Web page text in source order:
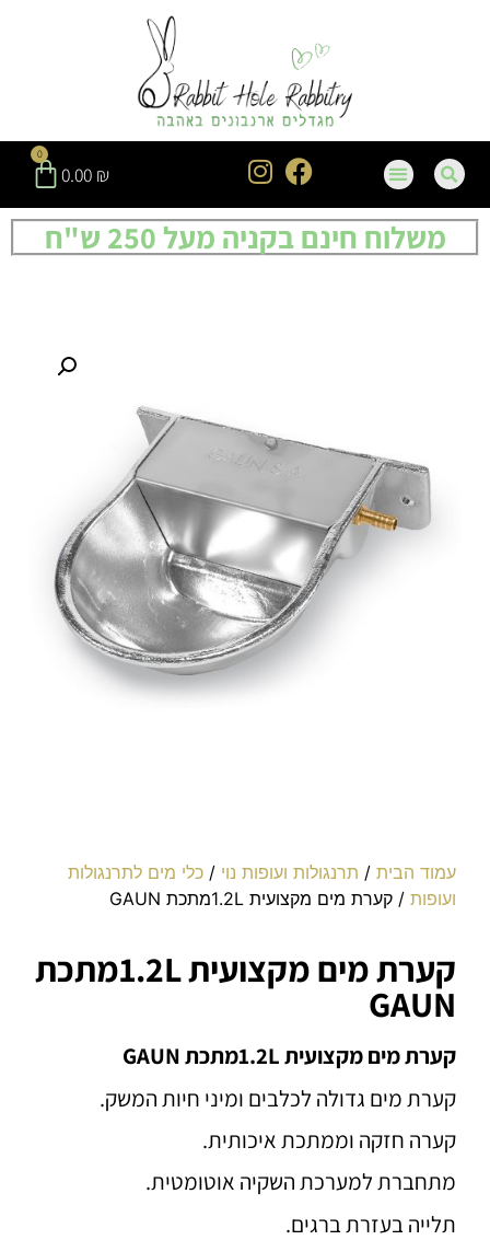
0.00 ₪
0
משלוח חינם בקניה מעל 250 ש"ח
עמוד הבית / תרנגולות ועופות נוי /כלי מים לתרנגולות
ועופות / קערת מים מקצועית 1.2Lמתכת GAUN
קערת מים מקצועית 1.2Lמתכת
GAUN
קערת מים מקצועית 1.2Lמתכת GAUN
קערת מים גדולה לכלבים ומיני חיות המשק.
קערה חזקה וממתכת איכותית.
מתחברת למערכת השקיה אוטומטית.
תלייה בעזרת ברגים.